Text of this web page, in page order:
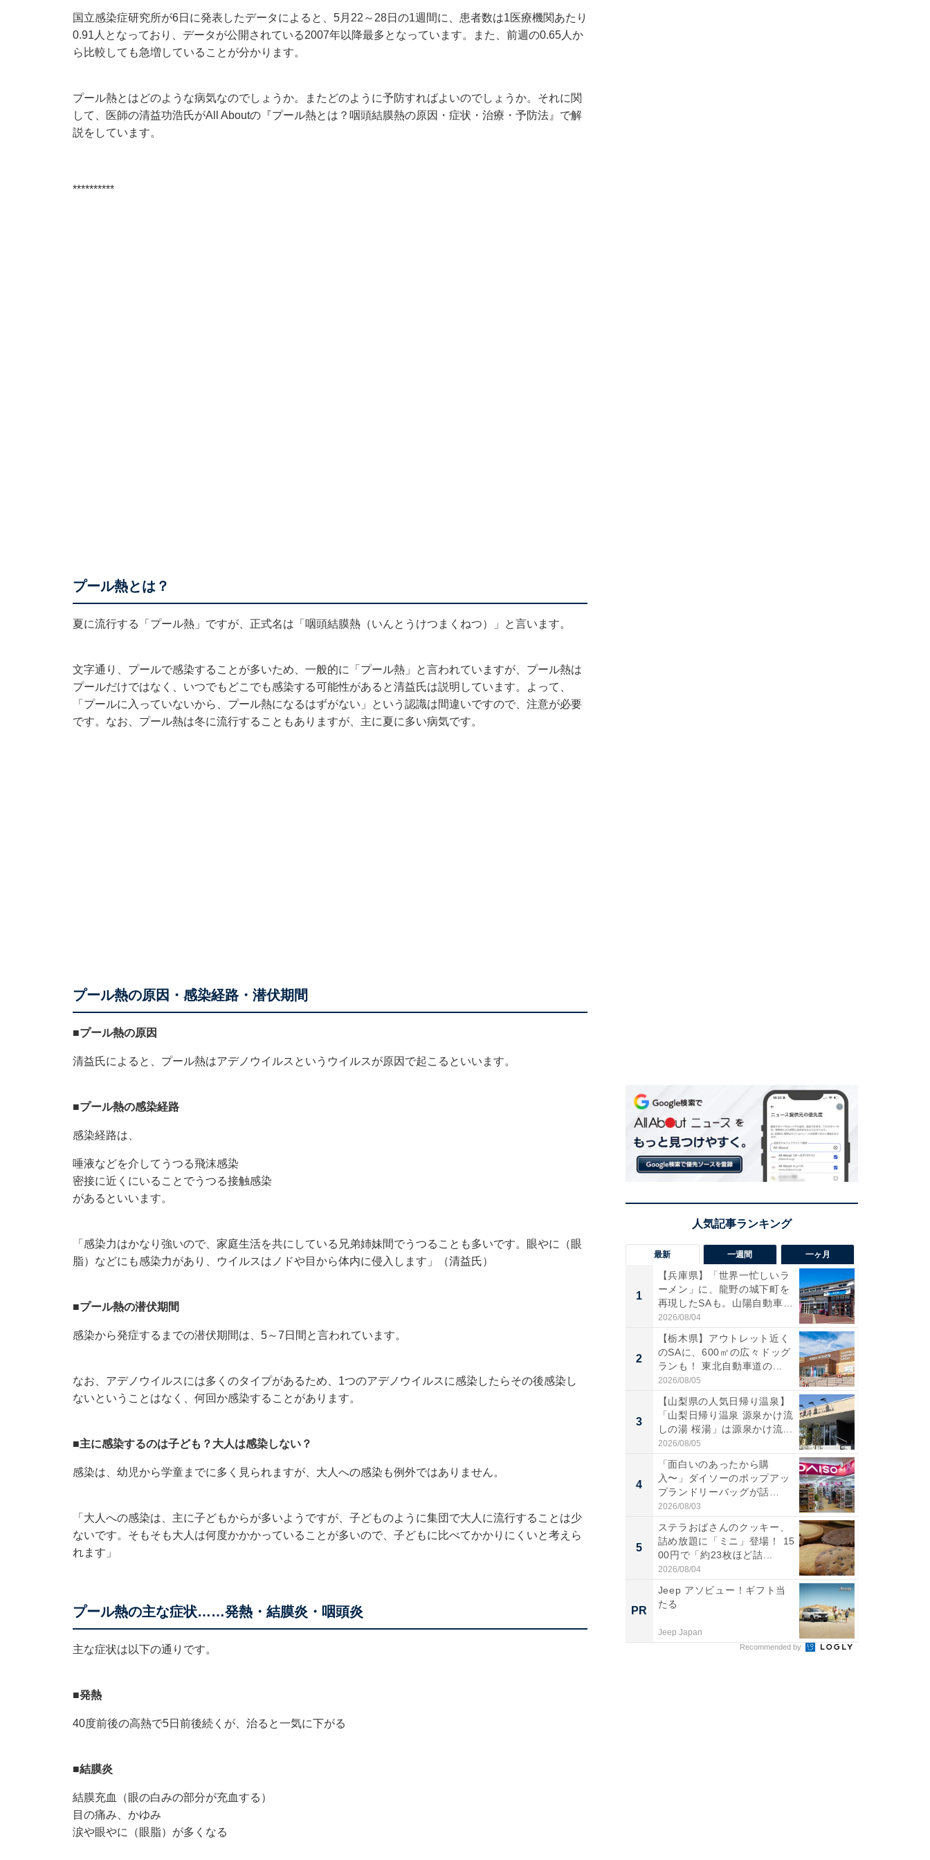
国立感染症研究所が6日に発表したデータによると
、5月22～28日の1週間に、患者数は1医療機関あたり
0.91人となっており、データが公開されている2007年以降最多となっています。また、前週の0.65人か
ら比較しても急増していることが分かります。
プール熱とはどのような病気なのでしょうか。またどのように予防すればよいのでしょうか。それに関
して、医師の清益功浩氏がAll Aboutの『プール熱とは？咽頭結膜熱の原因・症状・治療・予防法』で解
説をしています。
**********
プール熱とは？
夏に流行する「プール熱」ですが、正式名は「咽頭結膜熱（いんとうけつまくねつ）」と言います。
文字通り、プールで感染することが多いため、一般的に「プール熱」と言われていますが、プール熱は
プールだけではなく、いつでもどこでも感染する可能性があると清益氏は説明しています。よって、
「プールに入っていないから、プール熱になるはずがない」という認識は間違いですので、注意が必要
です。なお、プール熱は冬に流行することもありますが、主に夏に多い病気です。
プール熱の原因・感染経路・潜伏期間
■プール熱の原因
清益氏によると、プール熱はアデノウイルスというウイルスが原因で起こるといいます。
■プール熱の感染経路
感染経路は、
唾液などを介してうつる飛沫感染
密接に近くにいることでうつる接触感染
があるといいます。
「感染力はかなり強いので、家庭生活を共にしている兄弟姉妹間でうつることも多いです。眼やに（眼
脂）などにも感染力があり、ウイルスはノドや目から体内に侵入します」（清益氏）
■プール熱の潜伏期間
感染から発症するまでの潜伏期間は、5～7日間と言われています。
なお、アデノウイルスには多くのタイプがあるため、1つのアデノウイルスに感染したらその後感染し
ないということはなく、何回か感染することがあります。
■主に感染するのは子ども？大人は感染しない？
感染は、幼児から学童までに多く見られますが、大人への感染も例外ではありません。
「大人への感染は、主に子どもからが多いようですが、子どものように集団で大人に流行することは少
ないです。そもそも大人は何度かかかっていることが多いので、子どもに比べてかかりにくいと考えら
れます」
プール熱の主な症状……発熱・結膜炎・咽頭炎
主な症状は以下の通りです。
■発熱
40度前後の高熱で5日前後続くが、治ると一気に下がる
■結膜炎
結膜充血（眼の白みの部分が充血する）
目の痛み、かゆみ
涙や眼やに（眼脂）が多くなる
最新 一週間 一ヶ月
1
【兵庫県】「世界一忙しいラ
ーメン」に、龍野の城下町を
再現したSAも。山陽自動車
道...
2026/08/04
2
【栃木県】アウトレット近く
のSAに、600㎡の広々ドッグ
ランも！ 東北自動車道の...
2026/08/05
3
【山梨県の人気日帰り温泉】
「山梨日帰り温泉 源泉かけ流
しの湯 桜湯」は源泉かけ流...
2026/08/05
4
「面白いのあったから購
入〜」ダイソーのポップアッ
プランドリーバッグが話
題。“さま...
2026/08/03
5
ステラおばさんのクッキー、
詰め放題に「ミニ」登場！ 15
00円で「約23枚ほど詰...
2026/08/04
PR
Jeep アソビュー！ギフト当
たる
Jeep Japan
Recommended by